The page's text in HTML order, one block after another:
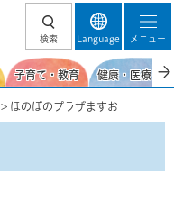
検索 Language メニュー
子育て・教育 健康・医療・
> ほのぼのプラザますお